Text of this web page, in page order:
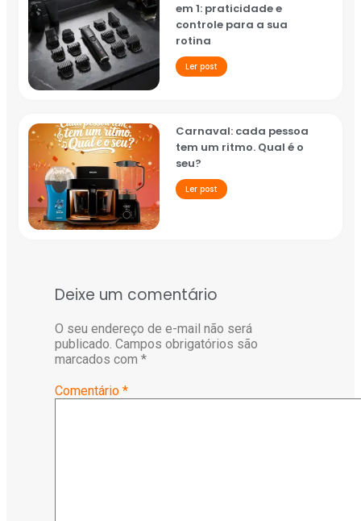
em 1: praticidade e
controle para a sua
rotina
Ler post
Carnaval: cada pessoa
tem um ritmo. Qual é o
seu?
Ler post
Deixe um comentário
O seu endereço de e-mail não será
publicado. Campos obrigatórios são
marcados com *
Comentário *